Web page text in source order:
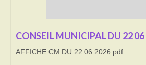
Cimetière
CONSEIL MUNICIPAL DU 22
AFFICHE CM DU 22 06 2026.pdf